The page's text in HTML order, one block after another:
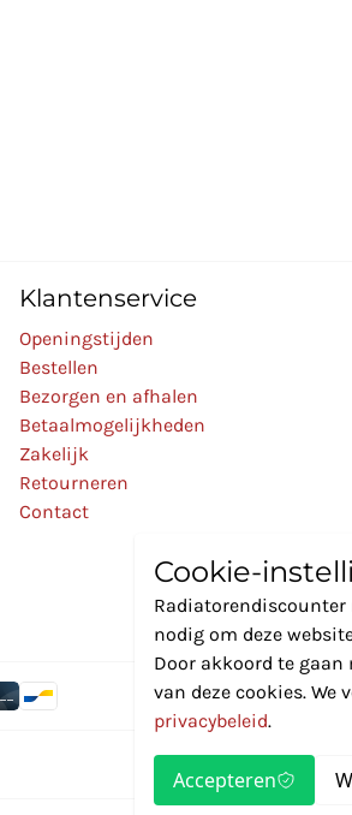
Klantenservice
Openingstijden
Bestellen
Bezorgen en afhalen
Betaalmogelijkheden
Zakelijk
Retourneren
Contact
Cookie-
nodig om deze
Door akkoord te
van deze cookies.
privacybeleid.
Accepteren